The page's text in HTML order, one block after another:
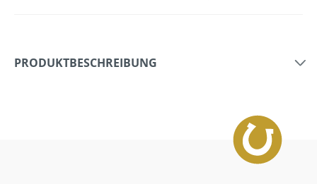
PRODUKTBESCHREIBUNG